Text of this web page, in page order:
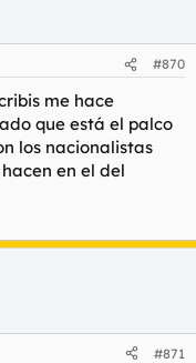
#870
me hace
que está el palco
los nacionalistas
en el del
#871